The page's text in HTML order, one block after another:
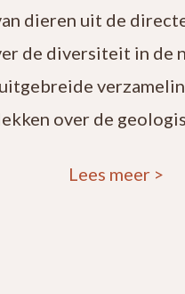
dieren uit de
de diversiteit in de
over de
Lees meer >